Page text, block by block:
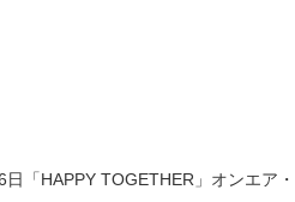
「HAPPY TOGETHER」オンエア